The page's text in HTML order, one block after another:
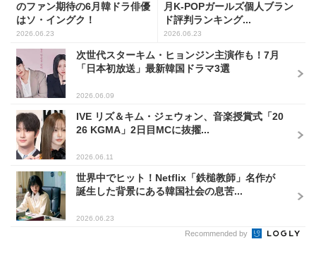
のファン期待の6月韓ドラ俳優
はソ・イングク！
2026.06.23
月K-POPガールズ個人ブラン
ド評判ランキング...
2026.06.23
次世代スターキム・ヒョンジン主演作も！7月
「日本初放送」最新韓国ドラマ3選
2026.06.09
IVE リズ＆キム・ジェウォン、音楽授賞式「20
26 KGMA」2日目MCに抜擢...
2026.06.11
世界中でヒット！Netflix「鉄槌教師」名作が
誕生した背景にある韓国社会の息苦...
2026.06.23
Recommended by